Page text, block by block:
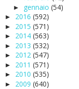
► gennaio (54)
► 2016 (592)
► 2015 (571)
► 2014 (563)
► 2013 (532)
► 2012 (547)
► 2011 (571)
► 2010 (535)
► 2009 (640)